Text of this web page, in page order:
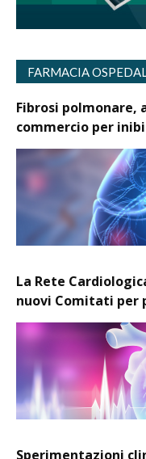
FARMACIA
Fibrosi polmonare,
commercio per
La Rete
nuovi Comitati
Sperimentazioni